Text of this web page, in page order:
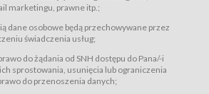
i odczytywania przez Usługobiorców materiałów
w Serwisie,
konta użytkownika w Serwisie,
na odległość umów nabycia Karnetów i Biletów,
na odległość umów sprzedaży w Sklepie.
marketingu, prawne itp.;
dane osobowe będą przechowywane przez
świadczenia usług;
do żądania od SNH dostępu do Pana/-i
sprostowania, usunięcia lub ograniczenia
do przenoszenia danych;